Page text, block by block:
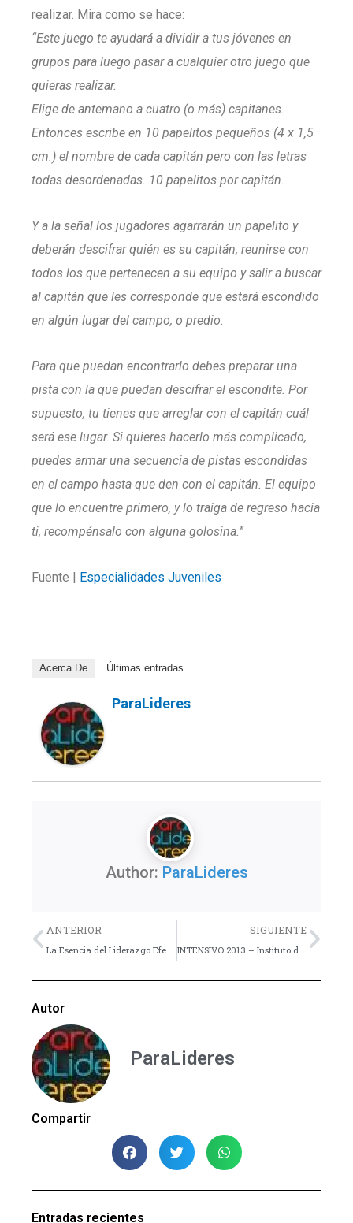
realizar. Mira como se hace:
“Este juego te ayudará a dividir a tus jóvenes en
grupos para luego pasar a cualquier otro juego que
quieras realizar.
Elige de antemano a cuatro (o más) capitanes.
Entonces escribe en 10 papelitos pequeños (4 x 1,5
cm.) el nombre de cada capitán pero con las letras
todas desordenadas. 10 papelitos por capitán.
Y a la señal los jugadores agarrarán un papelito y
deberán descifrar quién es su capitán, reunirse con
todos los que pertenecen a su equipo y salir a buscar
al capitán que les corresponde que estará escondido
en algún lugar del campo, o predio.
Para que puedan encontrarlo debes preparar una
pista con la que puedan descifrar el escondite. Por
supuesto, tu tienes que arreglar con el capitán cuál
será ese lugar. Si quieres hacerlo más complicado,
puedes armar una secuencia de pistas escondidas
en el campo hasta que den con el capitán. El equipo
que lo encuentre primero, y lo traiga de regreso hacia
ti, recompénsalo con alguna golosina.”
Fuente | Especialidades Juveniles
Acerca De Últimas entradas
ParaLideres
Author: ParaLideres
Previo
ANTERIOR
La Esencia del Liderazgo Efectivo
SIGUIENTE
INTENSIVO 2013 – Instituto de Especialidades Juveniles GUA – ARG
Autor
ParaLideres
Compartir
Entradas recientes